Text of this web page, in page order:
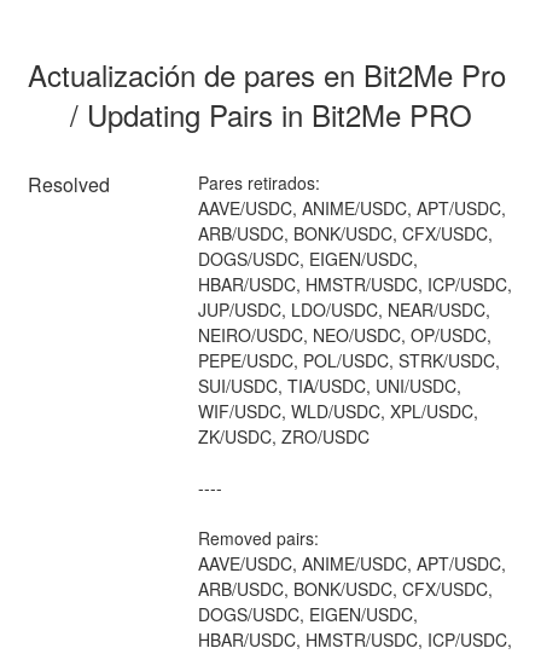
Actualización de pares en Bit2Me Pro
/ Updating Pairs in Bit2Me PRO
Resolved
Pares retirados:
AAVE/USDC, ANIME/USDC, APT/USDC,
ARB/USDC, BONK/USDC, CFX/USDC,
DOGS/USDC, EIGEN/USDC,
HBAR/USDC, HMSTR/USDC, ICP/USDC,
JUP/USDC, LDO/USDC, NEAR/USDC,
NEIRO/USDC, NEO/USDC, OP/USDC,
PEPE/USDC, POL/USDC, STRK/USDC,
SUI/USDC, TIA/USDC, UNI/USDC,
WIF/USDC, WLD/USDC, XPL/USDC,
ZK/USDC, ZRO/USDC
----
Removed pairs:
AAVE/USDC, ANIME/USDC, APT/USDC,
ARB/USDC, BONK/USDC, CFX/USDC,
DOGS/USDC, EIGEN/USDC,
HBAR/USDC, HMSTR/USDC, ICP/USDC,